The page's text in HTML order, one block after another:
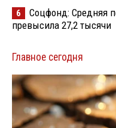
6
Соцфонд: Средняя
превысила 27,2 тысячи
Главное сегодня